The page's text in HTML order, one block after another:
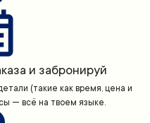
и забронируй
(такие как время, цена и
— всё на твоем языке.